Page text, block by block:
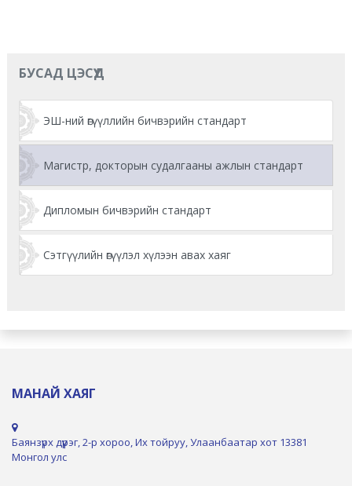
БУСАД ЦЭСҮҮД
ЭШ-ний өгүүллийн бичвэрийн стандарт
Магистр, докторын судалгааны ажлын стандарт
Дипломын бичвэрийн стандарт
Сэтгүүлийн өгүүлэл хүлээн авах хаяг
МАНАЙ ХАЯГ
Баянзүрх дүүрэг, 2-р хороо, Их тойруу, Улаанбаатар хот 13381
Монгол улс